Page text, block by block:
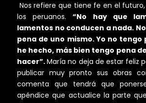
Nos refiere que tiene fe en el
los peruanos.“No hay que
lamentos no conducen a nada.
pena de uno mismo. Yo no tengo
he hecho, más bien tengo pena
hacer”.María no deja de estar feliz
publicar muy pronto sus obras
comenta que tendrá que
apéndice que actualice la parte